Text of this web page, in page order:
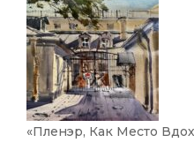
«Пленэр, Как Место